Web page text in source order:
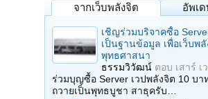
จากเว็บพลังจิต อัพเ
เชิญร่วมบริจาคซื้อ
เป็นฐานข้อมูล เพื่อเว็บพลั
พุทธศาสนา
ธรรมวิวัฒน์ ตอบ เสาร์ เ
ร่วมบุญซื้อ Server เวปพลังจิต 10 บา
ถวายเป็นพุทธบูชา สาธุครับ…